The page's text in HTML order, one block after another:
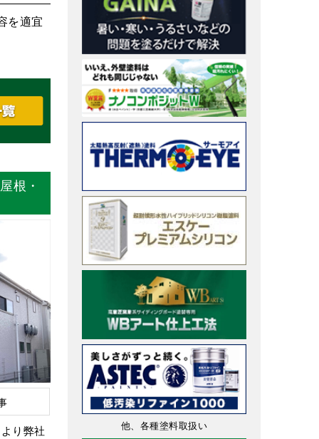
を適宜
根・
り弊社
他、各種塗料取扱い